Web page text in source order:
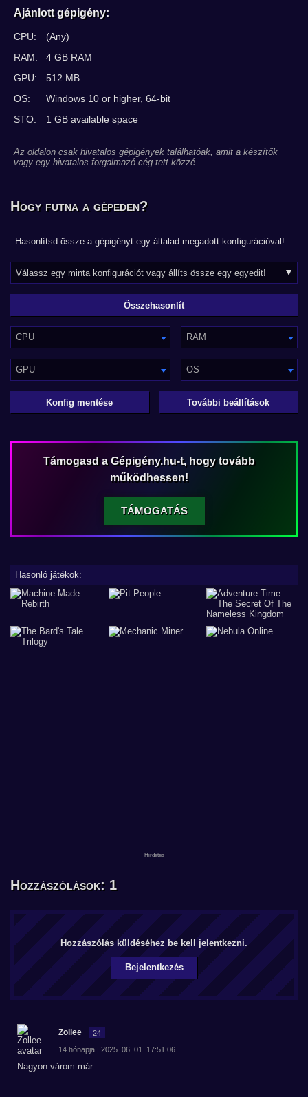
Ajánlott gépigény:
CPU:
(Any)
RAM:
4 GB RAM
GPU:
512 MB
OS:
Windows 10 or higher, 64-bit
STO:
1 GB available space
Az oldalon csak hivatalos gépigények találhatóak, amit a készítők
vagy egy hivatalos forgalmazó cég tett közzé.
Hogy futna a gépeden?
Hasonlítsd össze a gépigényt egy általad megadott konfigurációval!
CPU RAM
GPU OS
Konfig mentése További beállítások
Támogasd a Gépigény.hu-t, hogy tovább
működhessen!
TÁMOGATÁS
Hasonló játékok:
Hozzászólások: 1
Hozzászólás küldéséhez be kell jelentkezni.
Bejelentkezés
Zollee 24
14 hónapja | 2025. 06. 01. 17:51:06
Nagyon várom már.